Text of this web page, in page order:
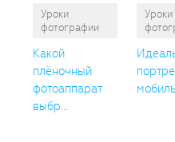
Уроки
фотографии
Какой
плёночный
фотоаппарат
выбр...
Уроки